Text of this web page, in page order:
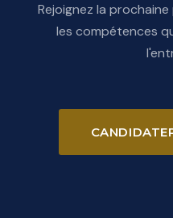
Rejoignez la
les compétences